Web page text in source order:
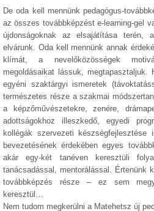
De oda kell mennünk pedagógus-
az összes továbbképzést e-learning-gel
újdonságoknak az elsajátítása terén,
elvárunk. Oda kell mennünk annak
klímát, a nevelőközösségek
megoldásaikat lássuk, megtapasztaljuk.
egyéni szaktárgyi ismeretek
természetes része a szakmai
a képzőművészetekre, zenére,
adottságokhoz illeszkedő, egyedi
kollégák szervezeti
bevezetésének érdekében egyes
akár egy-két tanéven keresztüli
tanácsadással, mentorálással. Értenünk
továbbképzés része – ez sem
keresztül…
Nem tudom megkerülni a Matehetsz új